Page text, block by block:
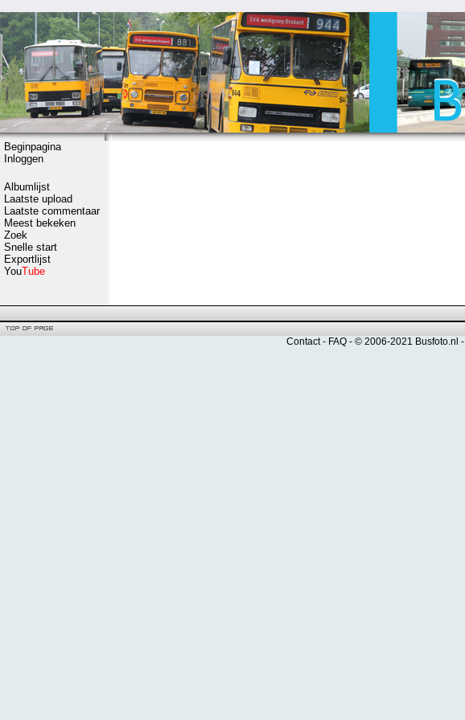
Beginpagina
Inloggen
Albumlijst
Laatste upload
Laatste commentaar
Meest bekeken
Zoek
Snelle start
Exportlijst
YouTube
Contact- FAQ - © 2006-2021 Busfoto.nl -